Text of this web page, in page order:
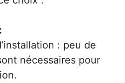
: peu de
nécessaires pour